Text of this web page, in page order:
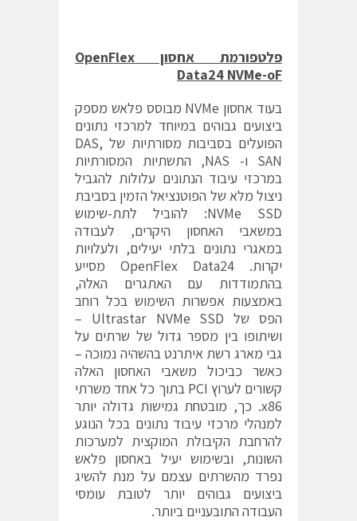
פלטפורמת אחסון OpenFlex
Data24 NVMe-oF
בעוד אחסון NVMe מבוסס פלאש מספק
ביצועים גבוהים במיוחד למרכזי נתונים
הפועלים בסביבות מסורתיות של DAS,
SAN ו- NAS, התשתיות המסורתיות
במרכזי עיבוד הנתונים עלולות להגביל
ניצול מלא של הפוטנציאל הזמין בסביבת
NVMe SSD: להוביל לתת-שימוש
במשאבי האחסון היקרים, לעבודה
במאגרי נתונים בלתי יעילים, ולעלויות
יקרות. OpenFlex Data24 מסייע
בהתמודדות עם האתגרים האלה,
באמצעות אפשרות השימוש בכל רוחב
הפס של Ultrastar NVMe SSD –
ושיתופו בין מספר גדול של שרתים על
גבי מארג רשת איתרנט בהשהיה נמוכה –
כאשר כביכול משאבי האחסון האלה
קשורים לערוץ PCI בתוך כל אחד משרתי
x86. כך, מובטחת גמישות גדולה יותר
למנהלי מרכזי עיבוד נתונים בכל הנוגע
להרחבת הקיבולת המוקצית למערכות
השונות, ובשימוש יעיל באחסון פלאש
נפרד מהשרתים עצמם על מנת להשיג
ביצועים גבוהים יותר לטובת עומסי
העבודה התובעניים ביותר.